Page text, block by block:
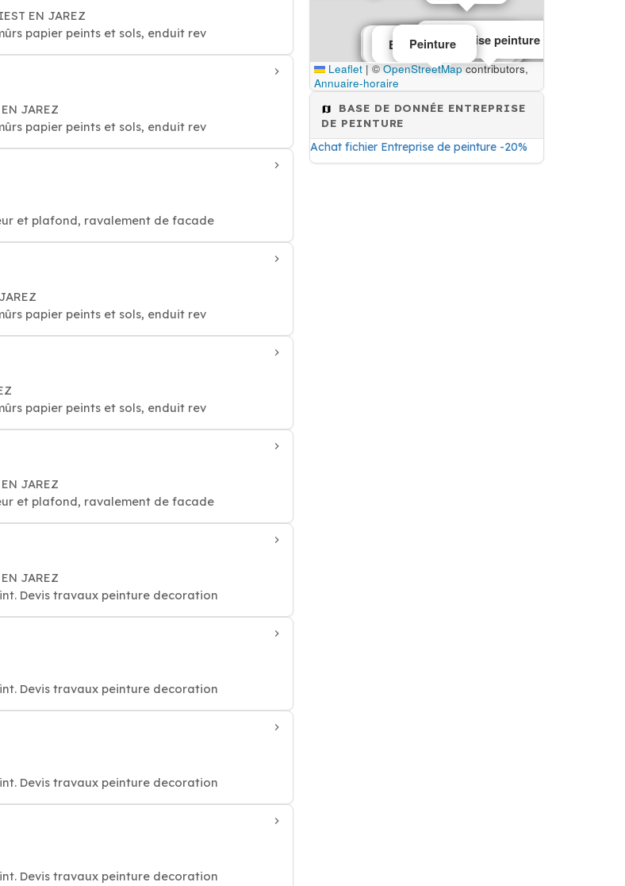
EN JAREZ
papier peints et sols, enduit rev
JAREZ
papier peints et sols, enduit rev
et plafond, ravalement de facade
papier peints et sols, enduit rev
papier peints et sols, enduit rev
JAREZ
et plafond, ravalement de facade
JAREZ
Devis travaux peinture decoration
Devis travaux peinture decoration
Devis travaux peinture decoration
Devis travaux peinture decoration
Entreprise de peinture
Entreprise de peinture
Entreprise peinture
Entreprise peinture
Peinture
Leaflet | ©OpenStreetMapcontributors,
Annuaire-horaire
BASE DE DONNÉE ENTREPRISE
DE PEINTURE
Achat fichier Entreprise de peinture -20%